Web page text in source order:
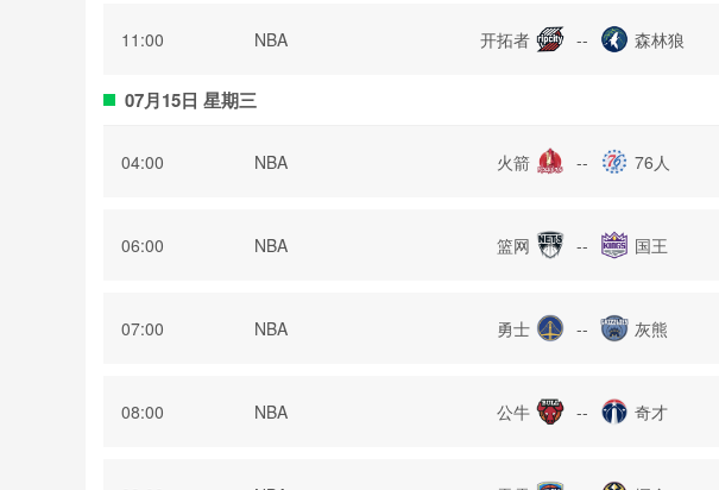
11:00 NBA 开拓者 -- 森林狼
07月15日 星期三
04:00 NBA 火箭 -- 76人
06:00 NBA 篮网 -- 国王
07:00 NBA 勇士 -- 灰熊
08:00 NBA 公牛 -- 奇才